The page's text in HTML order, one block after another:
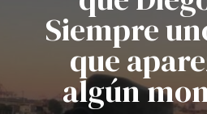
Siempre
que
algún